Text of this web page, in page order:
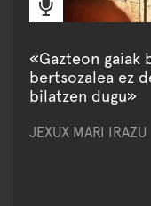
«Gazteon gaiak
bertsozalea ez
bilatzen dugu»
JEXUX MARI IRAZU